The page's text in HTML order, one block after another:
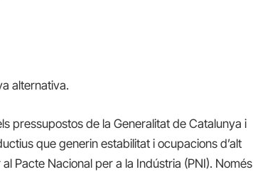
alternativa.
pressupostos de la Generalitat de Catalunya i
que generin estabilitat i ocupacions d’alt
Pacte Nacional per a la Indústria (PNI). Només